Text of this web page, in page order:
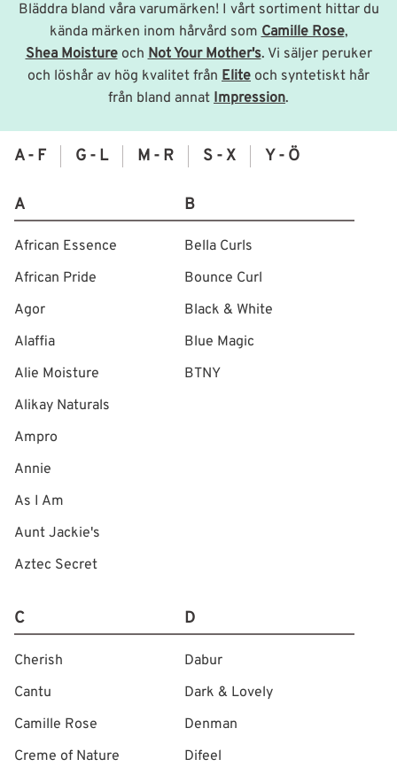
Bläddra bland våra varumärken! I vårt sortiment hittar du
kända märken inom hårvård som Camille Rose,
Shea Moistureoch Not Your Mother's. Vi säljer peruker
och löshår av hög kvalitet från Elite och syntetiskt hår
från bland annat Impression.
A - F G - L M - R S - X Y - Ö
A
African Essence
African Pride
Agor
Alaffia
Alie Moisture
Alikay Naturals
Ampro
Annie
As I Am
Aunt Jackie's
Aztec Secret
B
Bella Curls
Bounce Curl
Black & White
Blue Magic
BTNY
C
Cherish
Cantu
Camille Rose
Creme of Nature
D
Dabur
Dark & Lovely
Denman
Difeel